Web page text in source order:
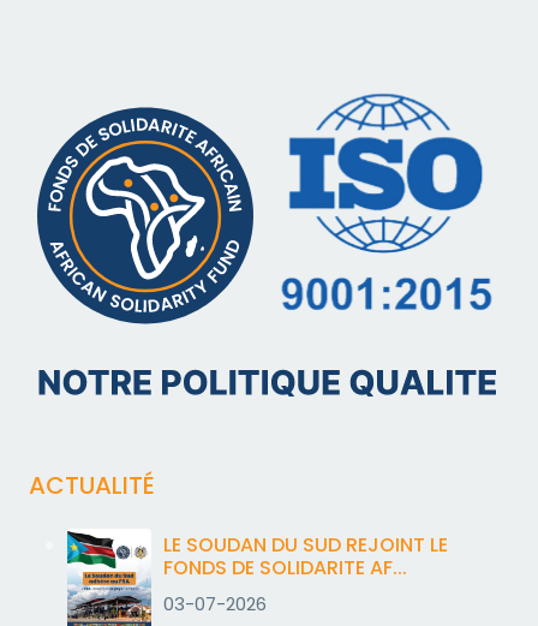
ACTUALITÉ
LE SOUDAN DU SUD REJOINT LE
FONDS DE SOLIDARITE AF...
03-07-2026